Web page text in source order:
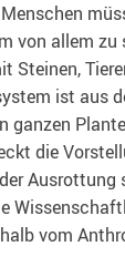
von allem zu
Steinen,
ist aus
ganzen
die
Ausrottung
vom